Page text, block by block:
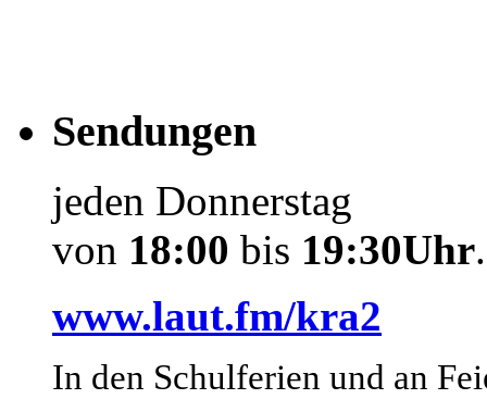
Sendungen
jeden Donnerstag
von 18:00 bis 19:30Uhr.
www.laut.fm/kra2
In den Schulferien und an